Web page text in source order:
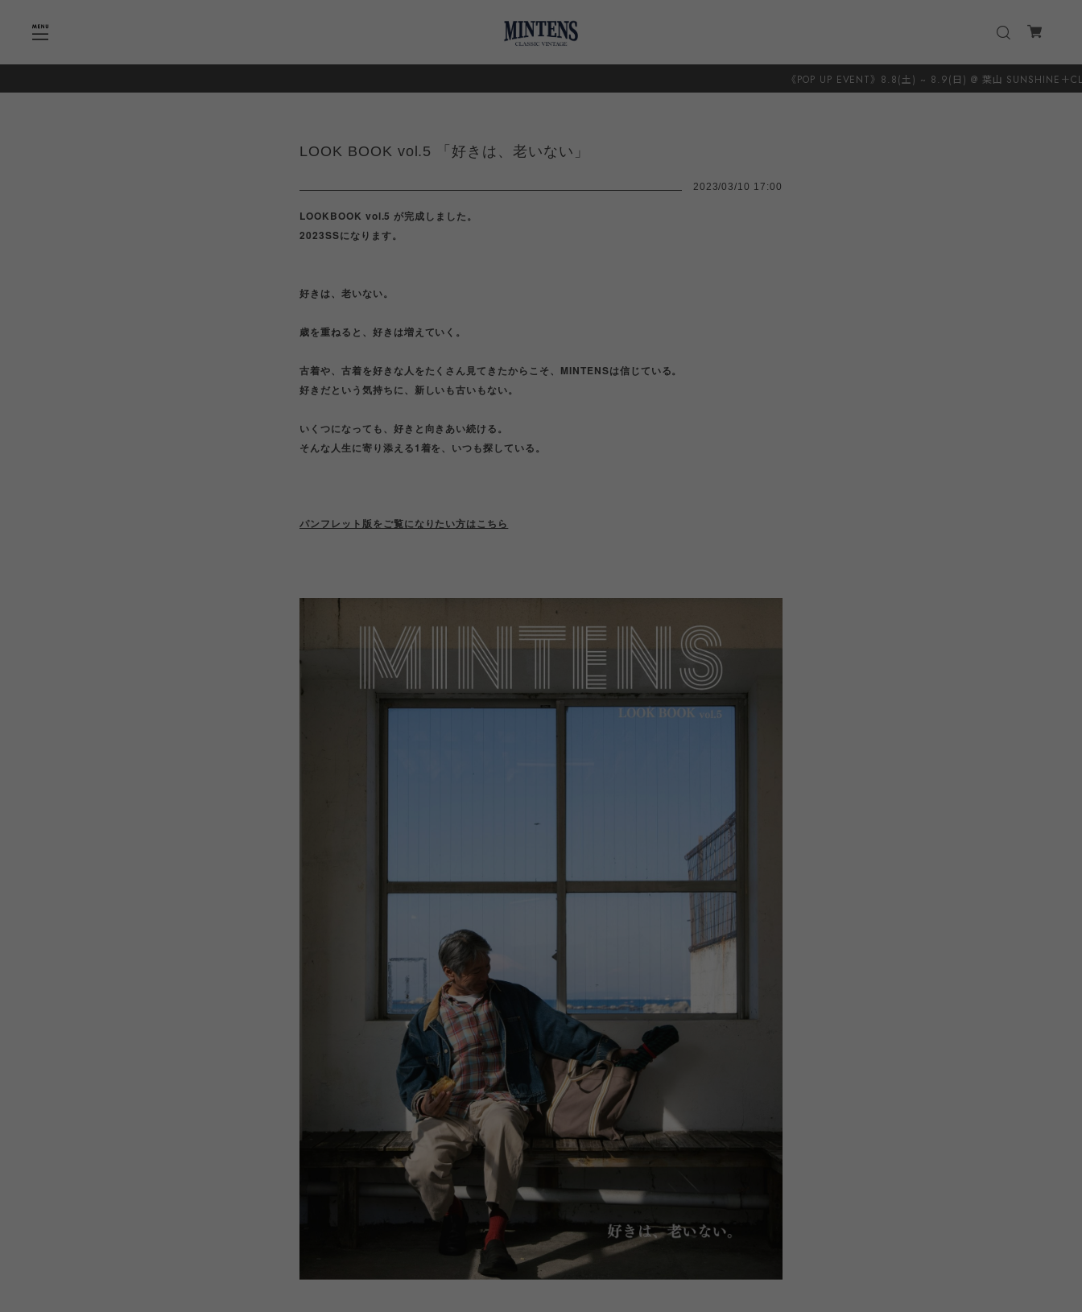
《POP UP EVENT》8.8(土) ~ 8.9(日) @ 葉山 SUNSHINE＋CLOUD 8.20(木) ~
LOOK BOOK vol.5 「好きは、老いない」
2023/03/10 17:00
LOOKBOOK vol.5 が完成しました。
2023SSになります。
好きは、老いない。
歳を重ねると、好きは増えていく。
古着や、古着を好きな人をたくさん見てきたからこそ、MINTENSは信じている。
好きだという気持ちに、新しいも古いもない。
いくつになっても、好きと向きあい続ける。
そんな人生に寄り添える1着を、いつも探している。
パンフレット版をご覧になりたい方はこちら